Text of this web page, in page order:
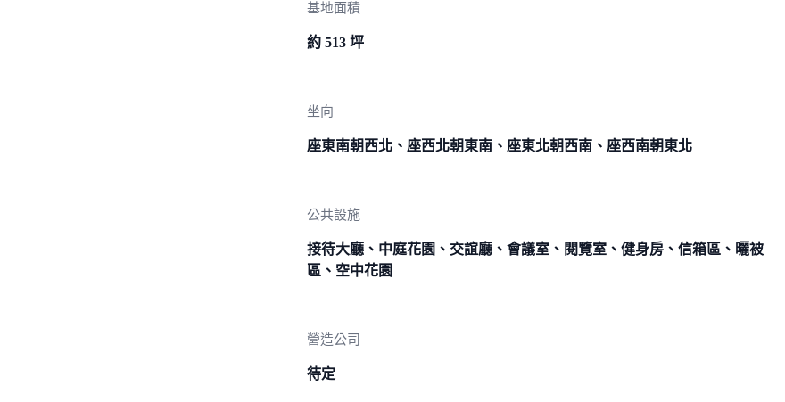
基地面積
約 513 坪
坐向
座東南朝西北、座西北朝東南、座東北朝西南、座西南朝東北
公共設施
接待大廳、中庭花園、交誼廳、會議室、閱覽室、健身房、信箱區、曬被
區、空中花園
營造公司
待定